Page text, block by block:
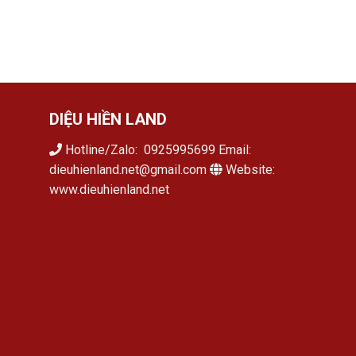
DIỆU HIỀN LAND
Hotline/Zalo: 0925995699 Email:
dieuhienland.net@gmail.com
Website:
www.dieuhienland.net